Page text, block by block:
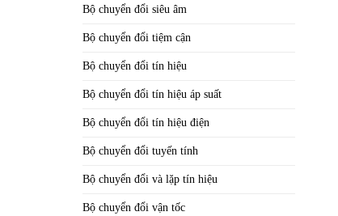
Bộ chuyển đổi siêu âm
Bộ chuyển đổi tiệm cận
Bộ chuyển đổi tín hiệu
Bộ chuyển đổi tín hiệu áp suất
Bộ chuyển đổi tín hiệu điện
Bộ chuyển đổi tuyến tính
Bộ chuyển đổi và lặp tín hiệu
Bộ chuyển đổi vận tốc